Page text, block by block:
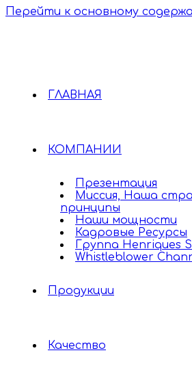
Перейти к основному
ГЛАВНАЯ
КОМПАНИИ
Презентация
Миссия, Наша
принципы
Наши мощности
Кадровые Ресурсы
Группа Henriques
Whistleblower
Продукции
Качество